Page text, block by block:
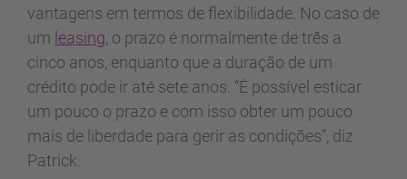
vantagens em termos de flexibilidade. No caso de
um leasing , o prazo é normalmente de três a
cinco anos, enquanto que a duração de um
crédito pode ir até sete anos. “É possível esticar
um pouco o prazo e com isso obter um pouco
mais de liberdade para gerir as condições”, diz
Patrick.